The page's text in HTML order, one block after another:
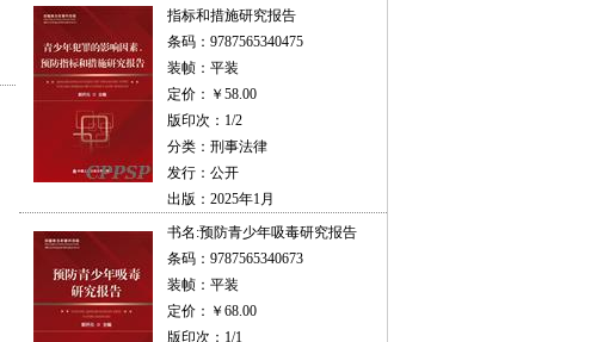
指标和措施研究报告
条码：9787565340475
装帧：平装
定价：￥58.00
版印次：1/2
分类：刑事法律
发行：公开
出版：2025年1月
书名:预防青少年吸毒研究报告
条码：9787565340673
装帧：平装
定价：￥68.00
版印次：1/1